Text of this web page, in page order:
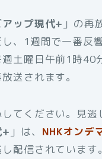
アップ現代+ 」の再
、1週間で一番反
土曜日午前1時40
送されます。
てください。見逃
+ 」は、 NHKオンデ
配信されています